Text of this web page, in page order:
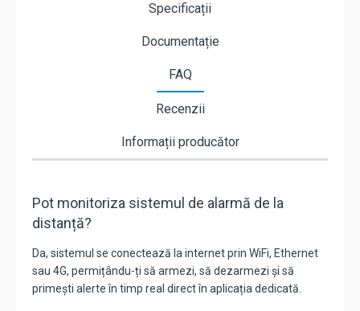
Specificații
Documentație
FAQ
Recenzii
Informații producător
Pot monitoriza sistemul de alarmă de la
distanță?
Da, sistemul se conectează la internet prin WiFi, Ethernet
sau 4G, permițându-ți să armezi, să dezarmezi și să
primești alerte în timp real direct în aplicația dedicată.